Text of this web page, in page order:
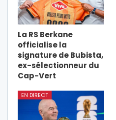
La RS Berkane
officialise la
signature de Bubista,
ex-sélectionneur du
Cap-Vert
EN DIRECT